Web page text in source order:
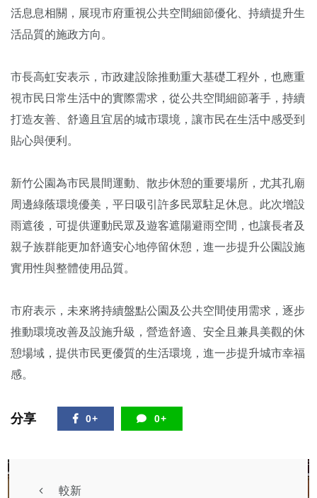
活息息相關，展現市府重視公共空間細節優化、持續提升生
活品質的施政方向。
市長高虹安表示，市政建設除推動重大基礎工程外，也應重
視市民日常生活中的實際需求，從公共空間細節著手，持續
打造友善、舒適且宜居的城市環境，讓市民在生活中感受到
貼心與便利。
新竹公園為市民晨間運動、散步休憩的重要場所，尤其孔廟
周邊綠蔭環境優美，平日吸引許多民眾駐足休息。此次增設
雨遮後，可提供運動民眾及遊客遮陽避雨空間，也讓長者及
親子族群能更加舒適安心地停留休憩，進一步提升公園設施
實用性與整體使用品質。
市府表示，未來將持續盤點公園及公共空間使用需求，逐步
推動環境改善及設施升級，營造舒適、安全且兼具美觀的休
憩場域，提供市民更優質的生活環境，進一步提升城市幸福
感。
分享 0+ 0+
較新